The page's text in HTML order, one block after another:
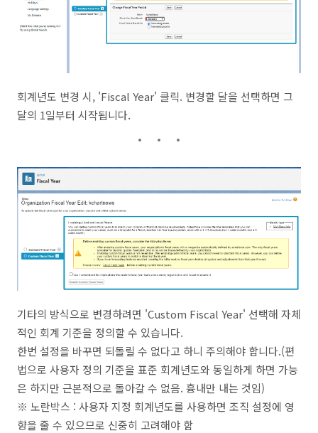
회계년도 변경 시, 'Fiscal Year' 클릭. 변경할 달을 선택하면 그
달의 1일부터 시작됩니다.
기타의 방식으로 변경하려면 'Custom Fiscal Year' 선택해 자체
적인 회계 기준을 정의할 수 있습니다.
한번 설정을 바꾸면 되돌릴 수 없다고 하니 주의해야 합니다.(편
법으로 사용자 정의 기준을 표준 회계년도와 동일하게 하면 가능
은 하지만 근본적으로 돌아갈 수 없음. 흉내만 내는 것임)
※ 노란박스 : 사용자 지정 회계년도를 사용하면 조직 설정에 영
향을 줄 수 있으므로 신중히 고려해야 함